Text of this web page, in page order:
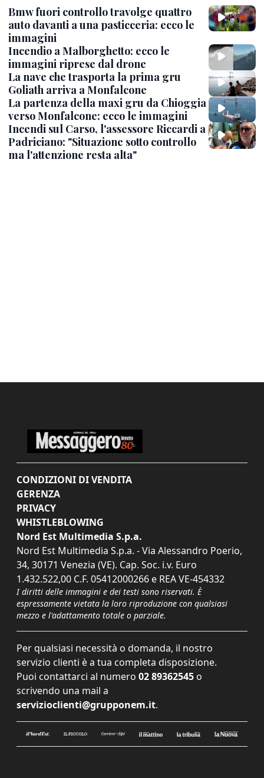
Bmw fuori controllo travolge quattro
auto davanti a una pasticceria: ecco le
immagini
Incendio a Malborghetto: ecco le
immagini riprese dal drone
La nave che trasporta la prima gru
Goliath arriva a Monfalcone
La partenza della maxi gru da Chioggia
verso Monfalcone: ecco le immagini
Incendi sul Carso, l'assessore Riccardi a
Padriciano: "Situazione sotto controllo
ma l'attenzione resta alta"
CONDIZIONI DI VENDITA
GERENZA
PRIVACY
WHISTLEBLOWING
Nord Est Multimedia S.p.a.
Nord Est Multimedia S.p.a. - Via Alessandro Poerio,
34, 30171 Venezia (VE). Cap. Soc. i.v. Euro
1.432.522,00 C.F. 05412000266 e REA VE-454332
I diritti delle immagini e dei testi sono riservati. È
espressamente vietata la loro riproduzione con qualsiasi
mezzo e l'adattamento totale o parziale.
Per qualsiasi necessità o domanda, il nostro
servizio clienti è a tua completa disposizione.
Puoi contattarci al numero 02 89362545 o
scrivendo una mail a
servizioclienti@grupponem.it.